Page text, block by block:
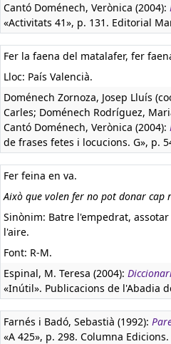
Cantó Doménech, Verònica (2004):
«Activitats 41», p. 131. Editorial
Fer la faena del matalafer, fer
Lloc: País Valencià.
Doménech Zornoza, Josep Lluís
Carles; Doménech Rodríguez,
Cantó Doménech, Verònica (2004):
de frases fetes i locucions. G», p.
Fer feina en va.
Això que volen fer no pot donar cap
Sinònim: Batre l'empedrat,
l'aire.
Font: R-M.
Espinal, M. Teresa (2004):
«Inútil». Publicacions de l'Abadia
Farnés i Badó, Sebastià (1992):
«A 425», p. 298. Columna Edicions.